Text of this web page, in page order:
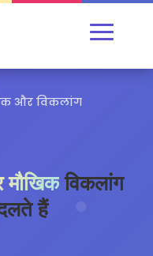
और विकलांग
मौखिकविकलांग
हैं